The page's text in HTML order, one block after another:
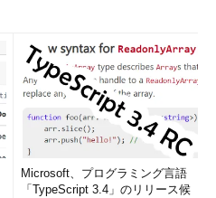
Microsoft、プログラミング言語
「TypeScript 3.4」のリリース候